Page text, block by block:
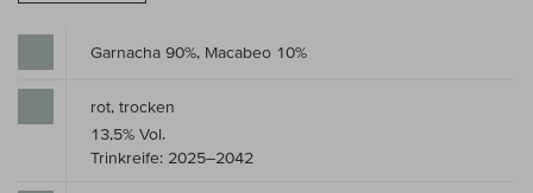
Garnacha 90%, Macabeo 10%
rot, trocken
13,5% Vol.
Trinkreife: 2025–2042